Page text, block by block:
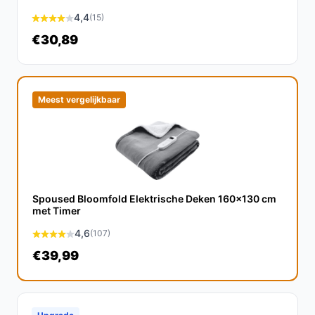
comfortabele aanraking, terwijl het ook duurzaam
en onderhoudsvriendelijk is.
Veelgestelde vragen
Hoe lang gaat dit product mee?
665 jaren meegaan. Regelmatig wassen en zorgvuldig
omgaan met de deken verlengt de levensduur.
Is dit geschikt voor gebruik met een dekbed?
Ja, de HU 665 kan uitstekend worden gebruikt onder
een dekbed voor extra warmte en comfort tijdens koude
nachten.
Wat zijn de belangrijkste verschillen met andere
merken?
4,4(15)
€30,89
Meest vergelijkbaar
Spoused Bloomfold Elektrische Deken 160x130 cm
met Timer
4,6(107)
€39,99